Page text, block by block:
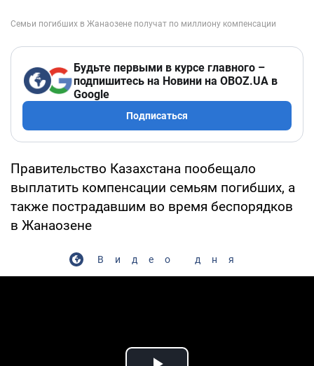
Будьте первыми в курсе главного –
подпишитесь на Новини на OBOZ.UA в
Google
Подписаться
Правительство Казахстана пообещало
выплатить компенсации семьям погибших, а
также пострадавшим во время беспорядков
в Жанаозене
Видео дня